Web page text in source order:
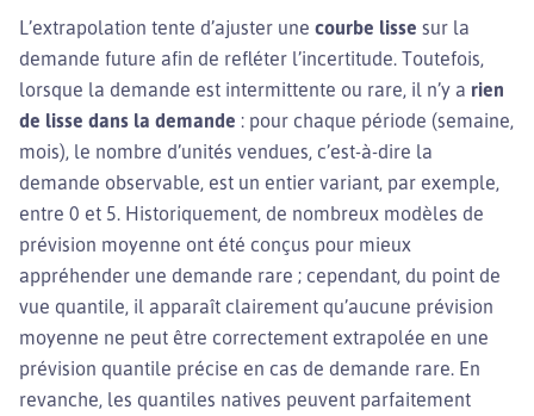
L’extrapolation tente d’ajuster une courbe lisse sur la
demande future afin de refléter l’incertitude. Toutefois,
lorsque la demande est intermittente ou rare, il n’y a rien
de lisse dans la demande : pour chaque période (semaine,
mois), le nombre d’unités vendues, c’est-à-dire la
demande observable, est un entier variant, par exemple,
entre 0 et 5. Historiquement, de nombreux modèles de
prévision moyenne ont été conçus pour mieux
appréhender une demande rare ; cependant, du point de
vue quantile, il apparaît clairement qu’aucune prévision
moyenne ne peut être correctement extrapolée en une
prévision quantile précise en cas de demande rare. En
revanche, les quantiles natives peuvent parfaitement